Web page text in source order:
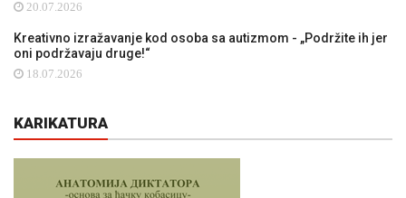
20.07.2026
Kreativno izražavanje kod osoba sa autizmom - „Podržite ih jer
oni podržavaju druge!“
18.07.2026
KARIKATURA